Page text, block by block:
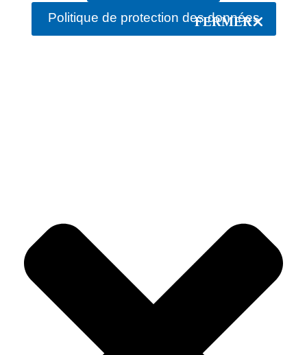
Politique de protection des données
FERMER